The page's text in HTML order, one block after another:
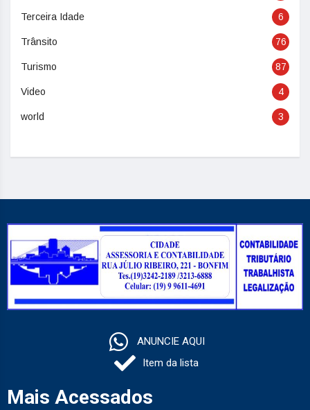
Terceira Idade 6
Trânsito 76
Turismo 87
Video 4
world 3
ANUNCIE AQUI
Item da lista
Mais Acessados